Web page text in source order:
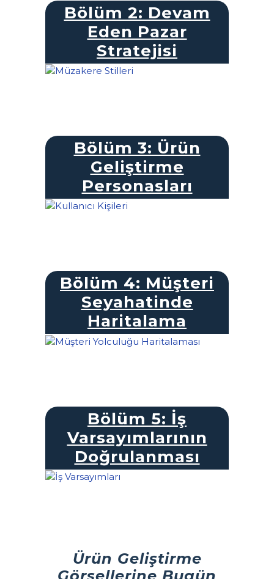
Bölüm 2: Devam
Eden Pazar
Stratejisi
Bölüm 3: Ürün
Geliştirme
Personasları
Bölüm 4: Müşteri
Seyahatinde
Haritalama
Bölüm 5: İş
Varsayımlarının
Doğrulanması
Ürün Geliştirme
Görsellerine Bugün